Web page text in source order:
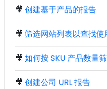
🎥 创建基于产品的报告
🎥 筛选网站列表以查找
🎥 如何按 SKU 产品数量
🎥 创建公司 URL 报告